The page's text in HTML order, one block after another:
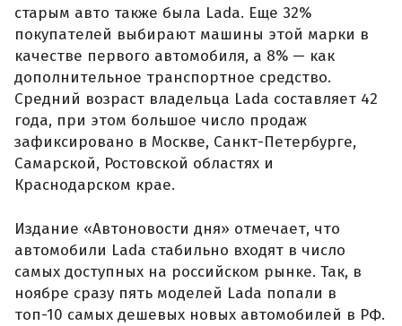
старым авто также была Lada. Еще 32%
покупателей выбирают машины этой марки в
качестве первого автомобиля, а 8% — как
дополнительное транспортное средство.
Средний возраст владельца Lada составляет 42
года, при этом большое число продаж
зафиксировано в Москве, Санкт-Петербурге,
Самарской, Ростовской областях и
Краснодарском крае.
Издание «Автоновости дня» отмечает, что
автомобили Lada стабильно входят в число
самых доступных на российском рынке. Так, в
ноябре сразу пять моделей Lada попали в
топ-10 самых дешевых новых автомобилей в РФ.